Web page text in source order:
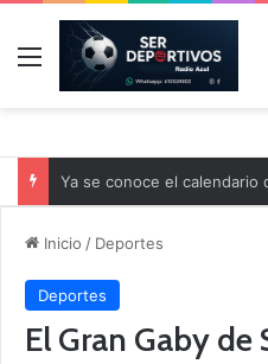
Menú
Ya se conoce el calendario
Inicio / Deportes
Deportes
El Gran Gaby